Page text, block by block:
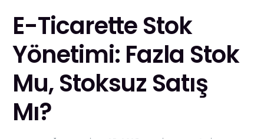
E-Ticarette Stok
Yönetimi: Fazla Stok
Mu, Stoksuz Satış
Mı?
webakademi